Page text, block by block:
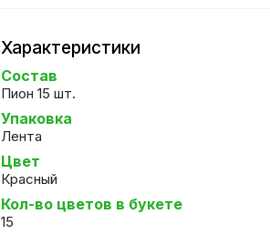
Характеристики
Состав
Пион 15 шт.
Упаковка
Лента
Цвет
Красный
Кол-во цветов в букете
15